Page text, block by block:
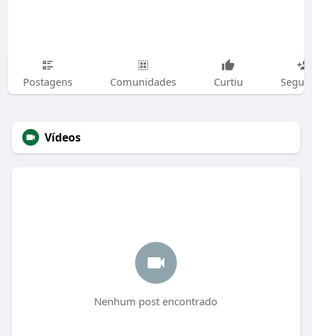
Postagens Comunidades Curtiu
Vídeos
Nenhum post encontrado